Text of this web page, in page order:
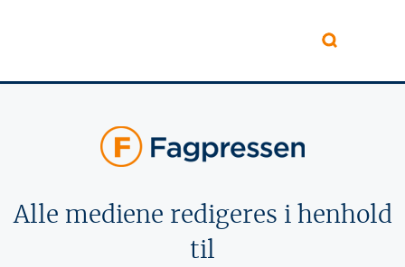
Alle mediene redigeres i henhold
til